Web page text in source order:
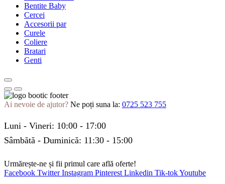
Bentite Baby
Cercei
Accesorii par
Curele
Coliere
Bratari
Genti
Ai nevoie de ajutor? Ne poți suna la: 0725 523 755
Luni - Vineri: 10:00 - 17:00
Sâmbătă - Duminică: 11:30 - 15:00
Urmărește-ne și fii primul care află oferte!
Facebook Twitter Instagram Pinterest Linkedin Tik-tokYoutube